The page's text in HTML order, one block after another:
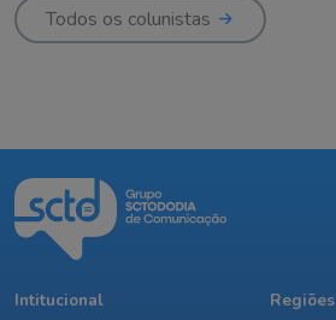
Todos os colunistas
Intitucional
Regiões